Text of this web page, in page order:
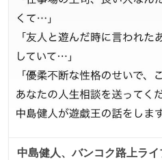
中島健人、バンコク路上ラ